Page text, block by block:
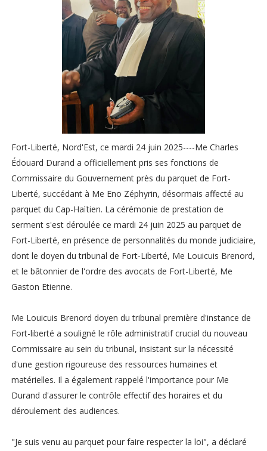
Fort-Liberté, Nord'Est, ce mardi 24 juin 2025----Me Charles
Édouard Durand a officiellement pris ses fonctions de
Commissaire du Gouvernement près du parquet de Fort-
Liberté, succédant à Me Eno Zéphyrin, désormais affecté au
parquet du Cap-Haïtien. La cérémonie de prestation de
serment s'est déroulée ce mardi 24 juin 2025 au parquet de
Fort-Liberté, en présence de personnalités du monde judiciaire,
dont le doyen du tribunal de Fort-Liberté, Me Louicuis Brenord,
et le bâtonnier de l'ordre des avocats de Fort-Liberté, Me
Gaston Etienne.
Me Louicuis Brenord doyen du tribunal première d'instance de
Fort-liberté a souligné le rôle administratif crucial du nouveau
Commissaire au sein du tribunal, insistant sur la nécessité
d'une gestion rigoureuse des ressources humaines et
matérielles. Il a également rappelé l'importance pour Me
Durand d'assurer le contrôle effectif des horaires et du
déroulement des audiences.
"Je suis venu au parquet pour faire respecter la loi", a déclaré